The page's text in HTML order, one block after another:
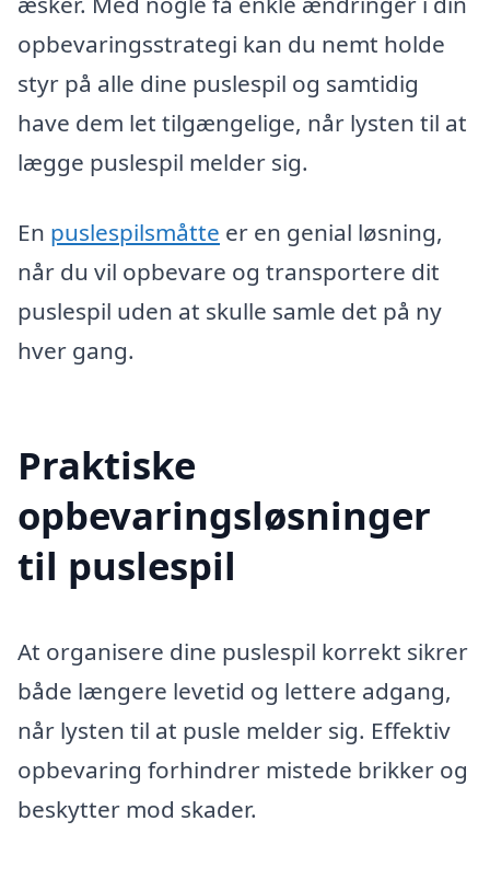
opbevaringsstrategi kan du nemt holde
styr på alle dine puslespil og samtidig
have dem let tilgængelige, når lysten til at
lægge puslespil melder sig.
En puslespilsmåtte er en genial løsning,
når du vil opbevare og transportere dit
puslespil uden at skulle samle det på ny
hver gang.
Praktiske
opbevaringsløsninger
til puslespil
At organisere dine puslespil korrekt sikrer
både længere levetid og lettere adgang,
når lysten til at pusle melder sig. Effektiv
opbevaring forhindrer mistede brikker og
beskytter mod skader.